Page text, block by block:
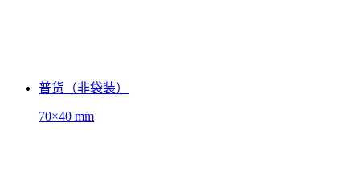
普货（非袋装）
70×40 mm